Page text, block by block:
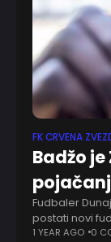
FK CRVENA
Badžo
Fudbaler
postati novi
će na ime
1 YEAR AGO 0